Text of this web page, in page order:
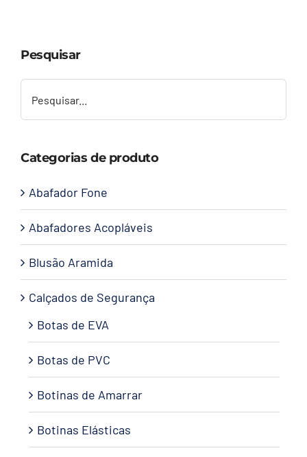
Contato
Pesquisar
Categorias de produto
Abafador Fone
Abafadores Acopláveis
Blusão Aramida
Calçados de Segurança
Botas de EVA
Botas de PVC
Botinas de Amarrar
Botinas Elásticas